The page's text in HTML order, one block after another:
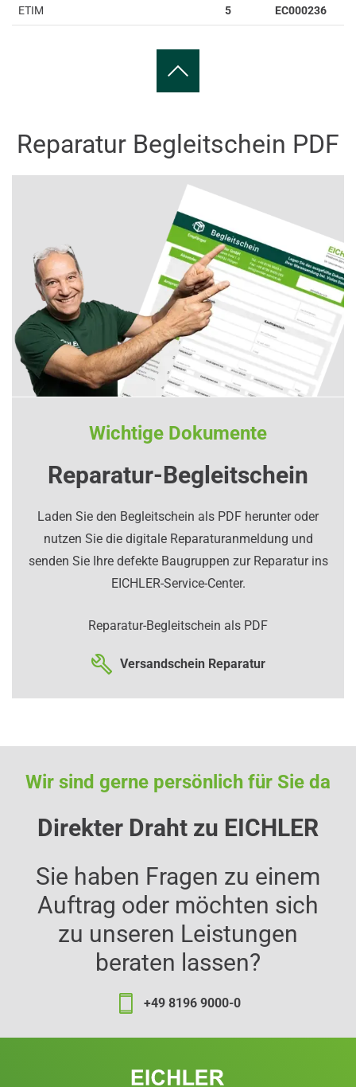
ETIM 5 EC000236
Reparatur Begleitschein PDF
Wichtige Dokumente
Reparatur-Begleitschein
Laden Sie den Begleitschein als PDF herunter oder
nutzen Sie die digitale Reparaturanmeldung und
senden Sie Ihre defekte Baugruppen zur Reparatur ins
EICHLER-Service-Center.
Reparatur-Begleitschein als PDF
Versandschein Reparatur
Wir sind gerne persönlich für Sie da
Direkter Draht zu EICHLER
Sie haben Fragen zu einem
Auftrag oder möchten sich
zu unseren Leistungen
beraten lassen?
+49 8196 9000-0